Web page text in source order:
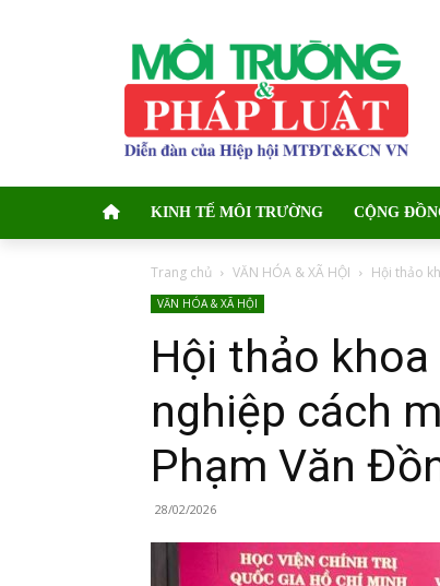
KINH TẾ MÔI TRƯỜNG CỘNG
Trang chủ VĂN HÓA & XÃ HỘI Hội thảo
VĂN HÓA & XÃ HỘI
Hội thảo
nghiệp cách
Phạm Văn
28/02/2026